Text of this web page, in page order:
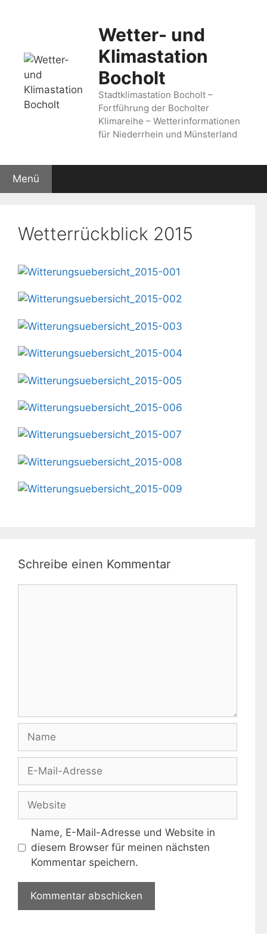
Wetter- und
Klimastation
Bocholt
Stadtklimastation Bocholt –
Fortführung der Bocholter
Klimareihe – Wetterinformationen
für Niederrhein und Münsterland
Menü
Wetterrückblick 2015
Schreibe einen Kommentar
Mail-
Adresse
Name, E-Mail-Adresse und Website in
diesem Browser für meinen nächsten
Kommentar speichern.